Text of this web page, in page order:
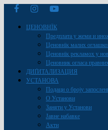
ЦЕНОВНЇК
Предплата у жеми и
Ценовнїк малих
Ценовнїк рекламох у
Ценовник огласа
ДИҐИТАЛИЗАЦИЯ
УСТАНОВА
Подаци о броју
О Установи
Заняти у Установи
Јавне набавке
Акти